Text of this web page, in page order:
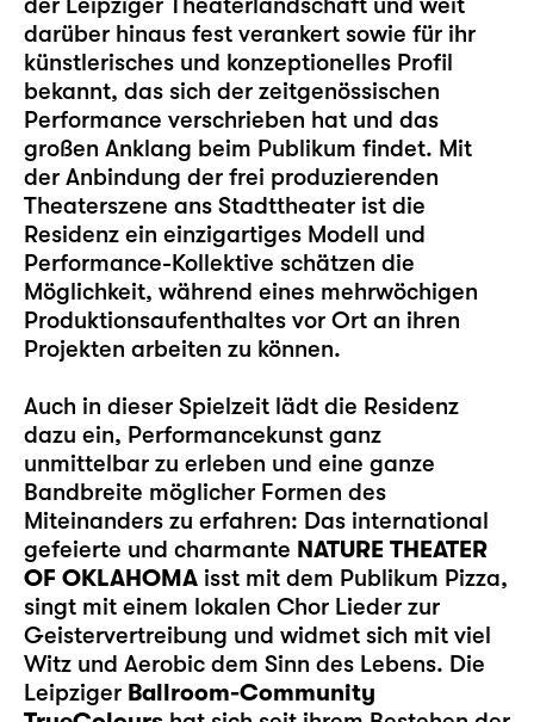
darüber hinaus fest verankert sowie für ihr
künstlerisches und konzeptionelles Profil
bekannt, das sich der zeitgenössischen
Performance verschrieben hat und das
großen Anklang beim Publikum findet. Mit
der Anbindung der frei produzierenden
Theaterszene ans Stadttheater ist die
Residenz ein einzigartiges Modell und
Performance-Kollektive schätzen die
Möglichkeit, während eines mehrwöchigen
Produktionsaufenthaltes vor Ort an ihren
Projekten arbeiten zu können.
Auch in dieser Spielzeit lädt die Residenz
dazu ein, Performancekunst ganz
unmittelbar zu erleben und eine ganze
Bandbreite möglicher Formen des
Miteinanders zu erfahren: Das international
gefeierte und charmante NATURE THEATER
OF OKLAHOMA isst mit dem Publikum Pizza,
singt mit einem lokalen Chor Lieder zur
Geistervertreibung und widmet sich mit viel
Witz und Aerobic dem Sinn des Lebens. Die
Leipziger Ballroom-Community